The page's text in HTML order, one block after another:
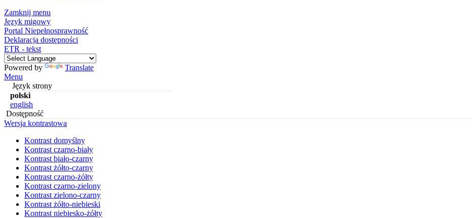
Zamknij menu
Język migowy
Portal Niepełnosprawność
Deklaracja dostępności
ETR - tekst
Powered by
Translate
Menu
Język strony
polski
english
Dostępność
Wersja kontrastowa
Kontrast domyślny
Kontrast czarno-biały
Kontrast biało-czarny
Kontrast żółto-czarny
Kontrast czarno-żółty
Kontrast czarno-zielony
Kontrast zielono-czarny
Kontrast żółto-niebieski
Kontrast niebiesko-żółty